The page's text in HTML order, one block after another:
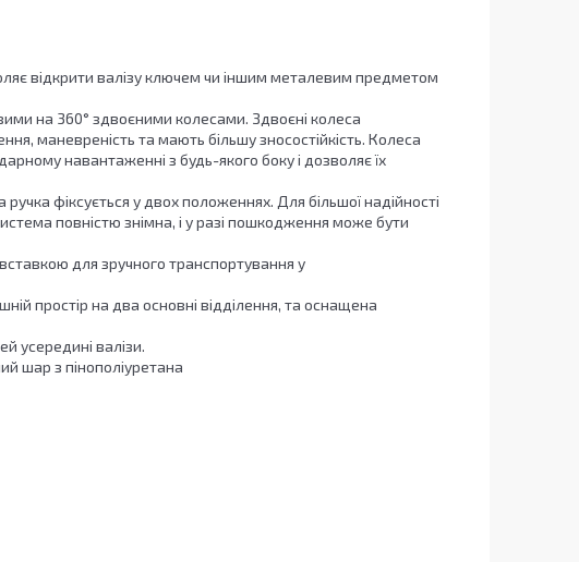
відкрити валізу ключем чи іншим металевим предметом
на 360° здвоєними колесами. Здвоєні колеса
маневреність та мають більшу зносостійкість. Колеса
навантаженні з будь-якого боку і дозволяє їх
фіксується у двох положеннях. Для більшої надійності
повністю знімна, і у разі пошкодження може бути
для зручного транспортування у
простір на два основні відділення, та оснащена
усередині валізи.
шар з пінополіуретана